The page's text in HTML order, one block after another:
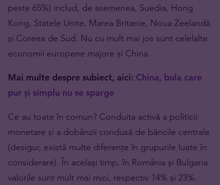
peste 65%) includ, de asemenea, Suedia, Hong
Kong, Statele Unite, Marea Britanie, Noua Zeelandă
și Coreea de Sud. Nu cu mult mai jos sunt celelalte
economii europene majore și China.
Mai multe despre subiect, aici: China, bula care
pur și simplu nu se sparge
Ce au toate în comun? Conduita activă a politicii
monetare și a dobânzii condusă de băncile centrale
(desigur, există multe diferențe în grupurile luate în
considerare). În același timp, în România și Bulgaria
valorile sunt mult mai mici, respectiv 14% și 23%.